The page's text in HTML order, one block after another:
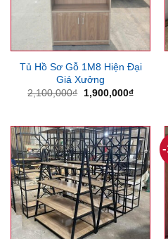
Tủ Hồ Sơ Gỗ 1M8 Hiện Đại
Giá Xưởng
2,100,000₫
Giá
1,900,000₫Giá